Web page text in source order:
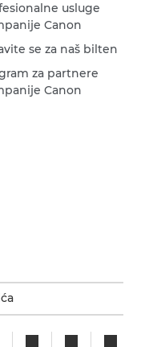
usluge
Canon
se za naš bilten
za partnere
Canon